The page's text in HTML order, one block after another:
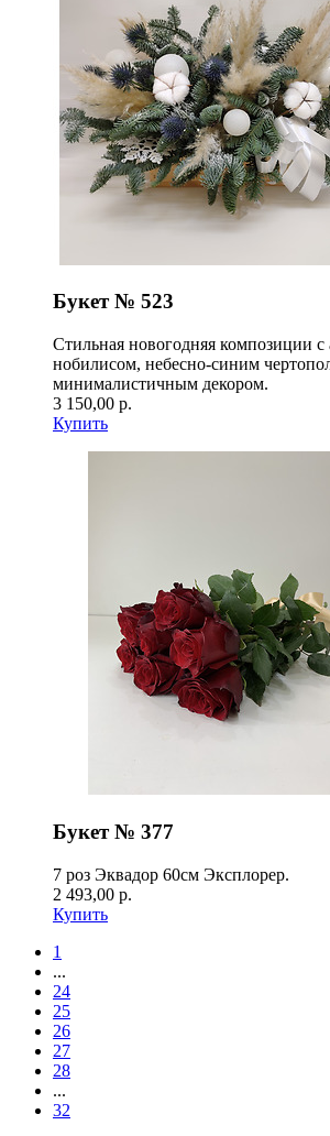
Букет № 523
Стильная новогодняя композиции
нобилисом, небесно-синим
минималистичным декором.
3 150,00 р.
Купить
Букет № 377
7 роз Эквадор 60см Эксплорер.
2 493,00 р.
Купить
1
...
24
25
26
27
28
...
32